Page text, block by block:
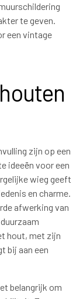
te geven.
een vintage
zijn op een
ideeën voor een
wieg geeft
en charme.
afwerking van
hout, met zijn
bij aan een
belangrijk om